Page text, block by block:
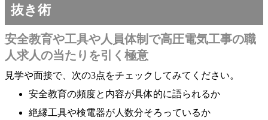
抜き術
安全教育や工具や人員体制で高圧電気工事の職
人求人の当たりを引く極意
見学や面接で、次の3点をチェックしてみてください。
安全教育の頻度と内容が具体的に語られるか
絶縁工具や検電器が人数分そろっているか